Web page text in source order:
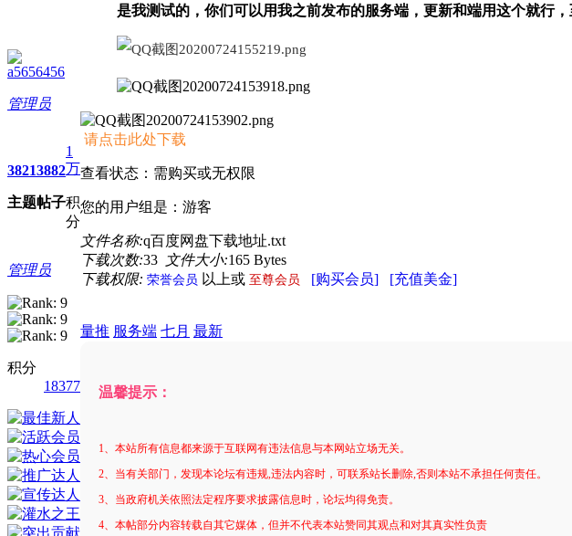
a5656456
管理员
3821
主题
3882
帖子
1
万
积
分
管理员
积分
18377
是我测试的，你们可以用我之前发布的服务端，更新和端用这个就行，
请点击此处下载
查看状态：需购买或无权限
您的用户组是：游客
文件名称:q百度网盘下载地址.txt
下载次数:33 文件大小:165 Bytes
下载权限: 荣誉会员 以上或 至尊会员 [购买会员] [充值美金]
量推 服务端 七月 最新
温馨提示：
1、本站所有信息都来源于互联网有违法信息与本网站立场无关。
2、当有关部门，发现本论坛有违规,违法内容时，可联系站长删除,否则本站不承担任何责任。
3、当政府机关依照法定程序要求披露信息时，论坛均得免责。
4、本帖部分内容转载自其它媒体，但并不代表本站赞同其观点和对其真实性负责